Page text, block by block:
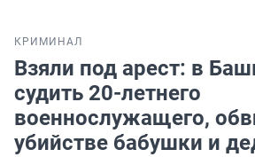
КРИМИНАЛ
Взяли под арест: в
судить 20-летнего
военнослужащего,
убийстве бабушки и